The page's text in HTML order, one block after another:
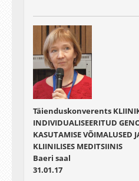
Täienduskonverents
INDIVIDUALISEERITUD
KASUTAMISE VÕIMALUSED
KLIINILISES MEDITSIINIS
Baeri saal
31.01.17